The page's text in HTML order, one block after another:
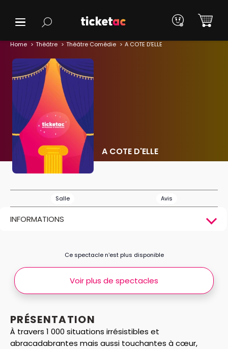
Home Théâtre Théâtre Comédie A COTE D'ELLE
A COTE D'ELLE
Salle Avis
INFORMATIONS
PRÉSENTATION
À travers 1 000 situations irrésistibles et
abracadabrantes mais aussi touchantes à cœur,
Ce spectacle n’est plus disponible
Voir plus de spectacles